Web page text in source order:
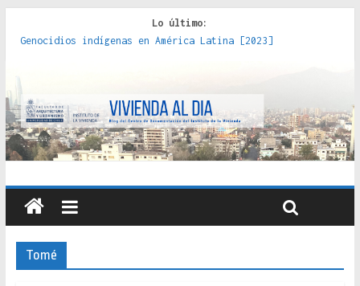
Lo último:
Genocidios indígenas en América Latina [2023]
políticas, prácticas y representaciones [2022]
crítica de las fronteras latinoamericanas [2020]
Criterios técnicos para una vivienda adecuada [2019]
Red de consultorios de la Caja del Seguro Obrero en
Santiago : un patrimonio emblemático [2014]
Tomé